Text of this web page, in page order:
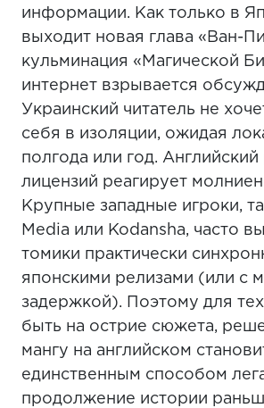
информации. Как только в
выходит новая глава «Ван-
кульминация «Магической
интернет взрывается
Украинский читатель не
себя в изоляции, ожидая
полгода или год.
лицензий реагирует
Крупные западные игроки,
Media или Kodansha, часто
томики практически
японскими релизами (или с
задержкой). Поэтому для
быть на острие сюжета,
мангу на английском
единственным способом
продолжение истории